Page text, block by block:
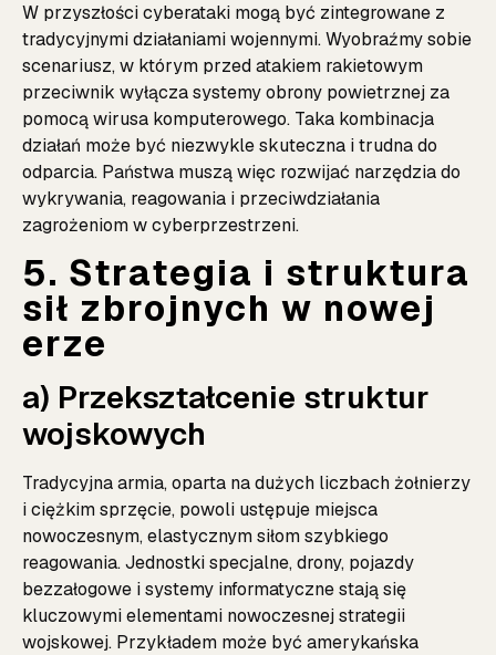
W przyszłości cyberataki mogą być zintegrowane z
tradycyjnymi działaniami wojennymi. Wyobraźmy sobie
scenariusz, w którym przed atakiem rakietowym
przeciwnik wyłącza systemy obrony powietrznej za
pomocą wirusa komputerowego. Taka kombinacja
działań może być niezwykle skuteczna i trudna do
odparcia. Państwa muszą więc rozwijać narzędzia do
wykrywania, reagowania i przeciwdziałania
zagrożeniom w cyberprzestrzeni.
5. Strategia i struktura
sił zbrojnych w nowej
erze
a) Przekształcenie struktur
wojskowych
Tradycyjna armia, oparta na dużych liczbach żołnierzy
i ciężkim sprzęcie, powoli ustępuje miejsca
nowoczesnym, elastycznym siłom szybkiego
reagowania. Jednostki specjalne, drony, pojazdy
bezzałogowe i systemy informatyczne stają się
kluczowymi elementami nowoczesnej strategii
wojskowej. Przykładem może być amerykańska